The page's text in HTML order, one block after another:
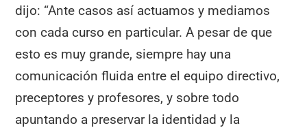
dijo: “Ante casos así actuamos y mediamos
con cada curso en particular. A pesar de que
esto es muy grande, siempre hay una
comunicación fluida entre el equipo directivo,
preceptores y profesores, y sobre todo
apuntando a preservar la identidad y la